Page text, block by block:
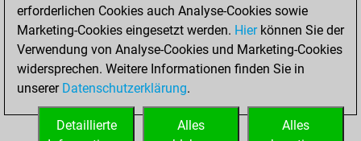
BeautyScore of 9
Fritz
You
achieved a new Elo
of 1586
You created
your Fritz account
erforderlichen Cookies auch Analyse-Cookies sowie
Marketing-Cookies eingesetzt werden. Hierkönnen Sie der
Verwendung von Analyse-Cookies und Marketing-Cookies
widersprechen. Weitere Informationen finden Sie in
unserer Datenschutzerklärung.
Alles
Alles
Detaillierte